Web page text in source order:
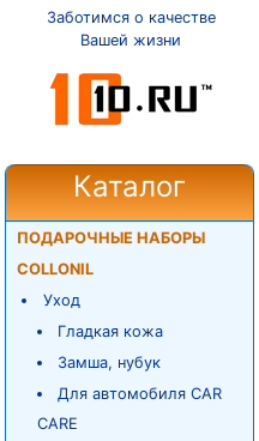
Заботимся о качестве
Вашей жизни
Каталог
ПОДАРОЧНЫЕ НАБОРЫ
COLLONIL
Уход
Гладкая кожа
Замша, нубук
Для автомобиля CAR
CARE